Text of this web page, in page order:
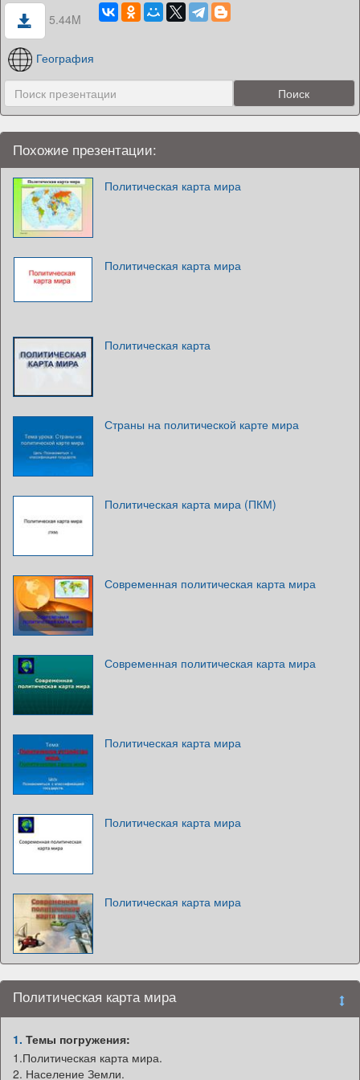
5.44M
География
Похожие презентации:
Политическая карта мира
Политическая карта мира
Политическая карта
Страны на политической карте мира
Политическая карта мира (ПКМ)
Современная политическая карта мира
Современная политическая карта мира
Политическая карта мира
Политическая карта мира
Политическая карта мира
Политическая карта мира
1. Темы погружения:
1.Политическая карта мира.
2. Население Земли.